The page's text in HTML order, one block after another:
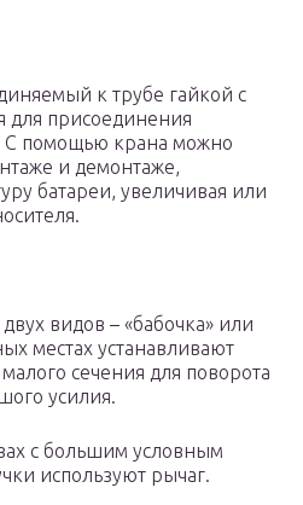
к трубе гайкой с
для присоединения
С помощью крана можно
и демонтаже,
батареи, увеличивая или
видов – «бабочка» или
местах устанавливают
сечения для поворота
усилия.
с большим условным
используют рычаг.